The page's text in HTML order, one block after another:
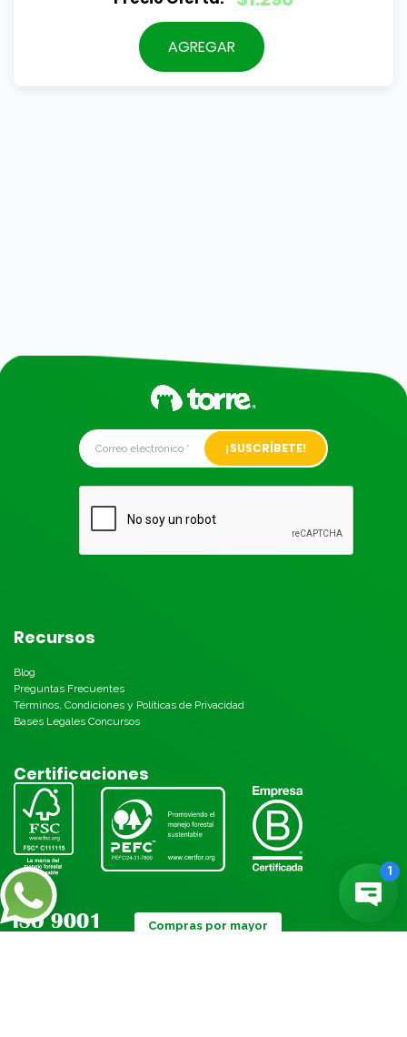
precio
original
El
precio
actual
AGREGAR
Alternative:
Recursos
Blog
Preguntas Frecuentes
Términos, Condiciones y Políticas de Privacidad
Bases Legales Concursos
Certificaciones
Compras por mayor